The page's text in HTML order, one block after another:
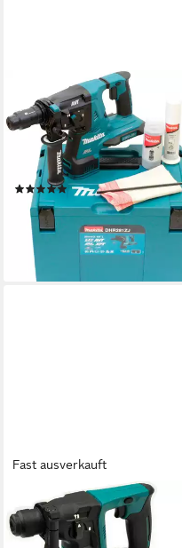
Akku-Kombibohrhammer
DHR281ZJ, max. 980 U/min,
SDS-PLUS, inkl.
Aufbewahrungskoffer, ohne
Akku und Ladegerät
(16)
ab 359,00 € UVP465,00 €
-23%
lieferbar - am nächsten Werktag
bei dir
Fast ausverkauft
MAKITA
Bohrhammer 12V HR140DZ,
max. 850 U/min, ohne Akku